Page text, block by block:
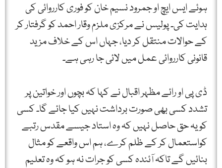
ہوئے ایس ایچ او جمرود نسیم خان کو فوری کارروائی کی
ہدایت کی۔ پولیس نے مرکزی ملزم وقار احمد کو گرفتار کر
کے حوالات منتقل کر دیا، جہاں اس کے خلاف مزید
قانونی کارروائی عمل میں لائی جا رہی ہے۔
ڈی پی او رائے مظہر اقبال نے کہا کہ بچوں اور خواتین پر
تشدد کسی بھی صورت برداشت نہیں کیا جائے گا۔ کسی
کو یہ حق حاصل نہیں کہ وہ استاد جیسے مقدس رتبے
کواستعمال کر کے ظلم کرے، ہم اس واقعے کو مثال
بنائیں گے تاکہ آئندہ کسی کو جرات نہ ہو کہ وہ تعلیم